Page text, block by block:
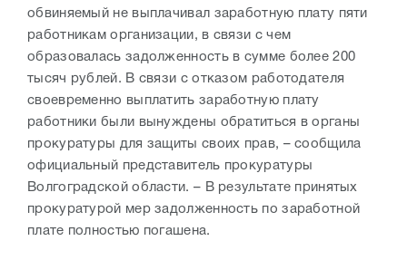
обвиняемый не выплачивал заработную плату пяти
работникам организации, в связи с чем
образовалась задолженность в сумме более 200
тысяч рублей. В связи с отказом работодателя
своевременно выплатить заработную плату
работники были вынуждены обратиться в органы
прокуратуры для защиты своих прав, – сообщила
официальный представитель прокуратуры
Волгоградской области. – В результате принятых
прокуратурой мер задолженность по заработной
плате полностью погашена.